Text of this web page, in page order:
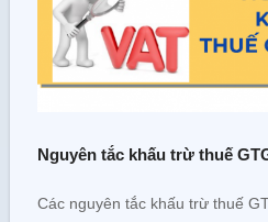
Nguyên tắc khấu trừ thuế
Các nguyên tắc khấu trừ thuế